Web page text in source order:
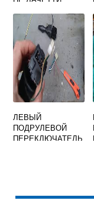
ЛЕВЫЙ
ПОДРУЛЕВОЙ
ПЕРЕКЛЮЧАТЕЛЬ